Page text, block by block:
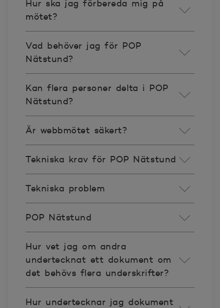
Hur ska jag förbereda mig på
mötet?
Vad behöver jag för POP
Nätstund?
Kan flera personer delta i POP
Nätstund?
Är webbmötet säkert?
Tekniska krav för POP Nätstund
Tekniska problem
POP Nätstund
Hur vet jag om andra
undertecknat ett dokument om
det behövs flera underskrifter?
Hur undertecknar jag dokument